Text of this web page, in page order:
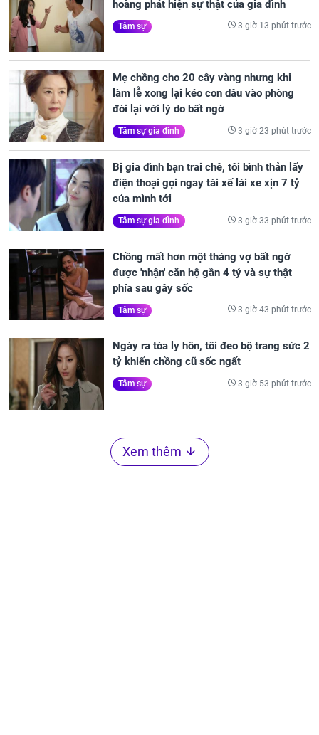
hoàng phát hiện sự thật của gia đình
Tâm sự 3 giờ 13 phút trước
Mẹ chồng cho 20 cây vàng nhưng khi
làm lễ xong lại kéo con dâu vào phòng
đòi lại với lý do bất ngờ
Tâm sự gia đình 3 giờ 23 phút trước
Bị gia đình bạn trai chê, tôi bình thản lấy
điện thoại gọi ngay tài xế lái xe xịn 7 tỷ
của mình tới
Tâm sự gia đình 3 giờ 33 phút trước
Chồng mất hơn một tháng vợ bất ngờ
được 'nhận' căn hộ gần 4 tỷ và sự thật
phía sau gây sốc
Tâm sự 3 giờ 43 phút trước
Ngày ra tòa ly hôn, tôi đeo bộ trang sức 2
tỷ khiến chồng cũ sốc ngất
Tâm sự 3 giờ 53 phút trước
Xem thêm